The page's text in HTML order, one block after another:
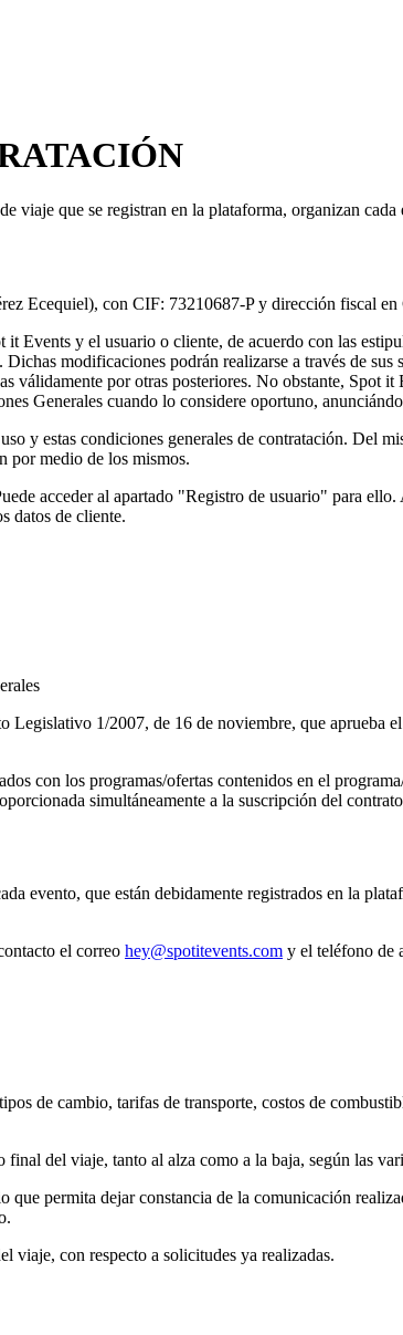
viaje que se registran en la plataforma, organizan
Ecequiel), con CIF: 73210687-P y dirección fiscal
y el usuario o cliente, de acuerdo con las
modificaciones podrán realizarse a través de
por otras posteriores. No obstante, Spot it
Generales cuando lo considere oportuno,
y estas condiciones generales de contratación. Del
por medio de los mismos.
acceder al apartado "Registro de usuario" para
datos de cliente.
1/2007, de 16 de noviembre, que aprueba
con los programas/ofertas contenidos en el
simultáneamente a la suscripción del
evento, que están debidamente registrados en la
el correo hey@spotitevents.com y el teléfono de
de cambio, tarifas de transporte, costos de
del viaje, tanto al alza como a la baja, según las
permita dejar constancia de la comunicación
viaje, con respecto a solicitudes ya realizadas.